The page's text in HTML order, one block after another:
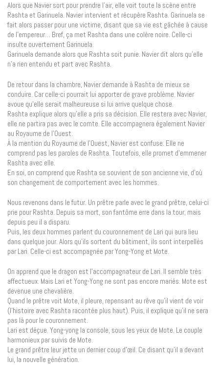
Alors que Navier sort pour prendre l’air, elle voit toute la scène entre
Rashta et Garinuela. Navier intervient et récupère Rashta. Garinuela se
fait alors passer pour une victime, disant que sa vie est gâchée à cause
de l’empereur… Bref, ça met Rashta dans une colère noire. Celle-ci
insulte ouvertement Garinuela.
Garinuela demande alors que Rashta soit punie. Navier dit alors qu’elle
n’a rien entendu et part avec Rashta.
De retour dans la chambre, Navier demande à Rashta de mieux se
conduire. Car celle-ci pourrait lui apporter de grave problème. Navier
avoue qu’elle serait malheureuse si lui arrive quelque chose.
Rashta explique alors qu’elle a pris sa décision. Elle restera avec Navier,
elle ne partira pas avec le comte. Elle accompagnera également Navier
au Royaume de l’Ouest.
À la mention du Royaume de l’Ouest, Navier est confuse. Elle ne
comprend pas les paroles de Rashta. Toutefois, elle promet d’emmener
Rashta avec elle.
En soi, on comprend que Rashta se souvient de son ancienne vie, d’où
son changement de comportement avec les hommes.
Nous revenons dans le futur. Un prêtre parle avec le grand prêtre, celui-ci
prie pour Rashta. Depuis sa mort, son fantôme erre dans la tour, mais
depuis peu il a disparu.
Puis, les deux hommes parlent du couronnement de Lari qui aura lieu
dans quelque jour. Alors qu’ils sortent du bâtiment, ils sont interpellés
par Lari. Celle-ci est accompagnée par Yong-Yong et Mote.
On apprend que le dragon est l’accompagnateur de Lari. Il semble très
affectueux. Mais Lari et Yong-Yong ne sont pas encore mariés. Mote est
devenue une chevalière.
Quand le prêtre voit Mote, il pleure, repensant au rêve qu’il vient de voir
(l’histoire avec Rashta racontée plus haut). Puis, il explique qu’il ne sera
pas là pour le couronnement.
Lari est déçue. Yong-yong la console, sous les yeux de Mote. Le couple
harmonieux par suivis de Mote.
Le grand prêtre leur jette un dernier coup d’œil. Ce disant qu’il a devant
lui, la nouvelle génération.